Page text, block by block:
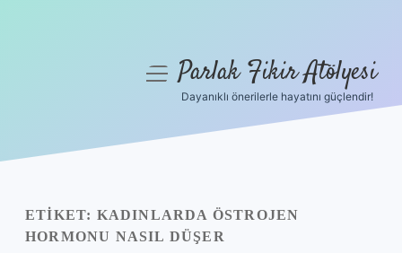
Yasal Uyarı
menüyüParlak Fikir Atölyesi
Dayanıklı önerilerle hayatını güçlendir!
ETIKET: KADINLARDA ÖSTROJEN
HORMONU NASIL DÜŞER